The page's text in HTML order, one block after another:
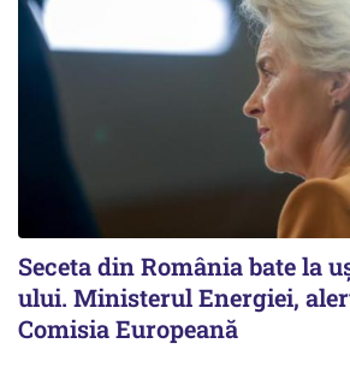
Seceta din România bate la
ului. Ministerul Energiei,
Comisia Europeană